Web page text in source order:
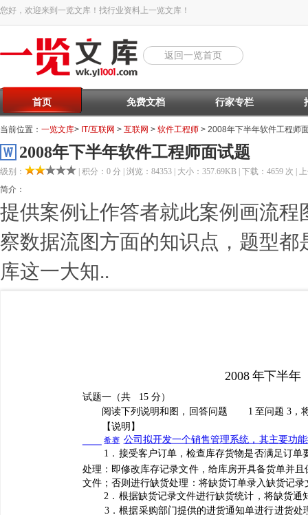
您好，欢迎来到一览文库！找行业资料上一览文库！
返回一览首页
首页 免费文档 行家专栏
当前位置： 一览文库> IT/互联网 > 互联网 > 软件工程师 > 2008年下半年软件工程师
2008年下半年软件工程师面试题
级别：
| 积分：0 分 | 浏览：84353 | 大小：357.69KB | 下载：4659 次 |
简介：
提供案例让作答者就此案例画流程
察数据流图方面的知识点，题型都
库这一大知..